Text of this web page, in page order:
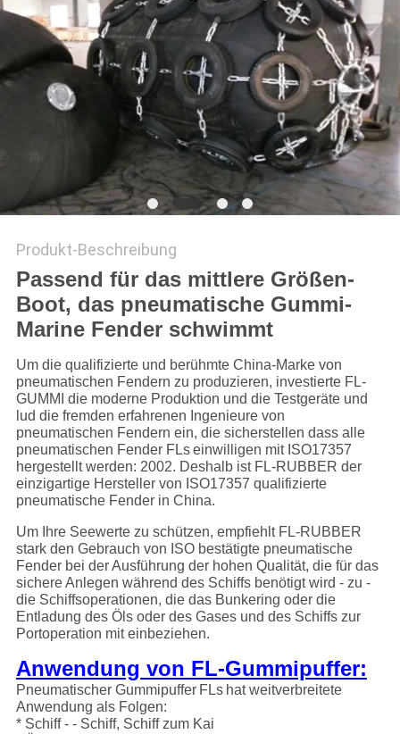
Produkt-Beschreibung
Passend für das mittlere Größen-
Boot, das pneumatische Gummi-
Marine Fender schwimmt
Um die qualifizierte und berühmte China-Marke von
pneumatischen Fendern zu produzieren, investierte FL-
GUMMI die moderne Produktion und die Testgeräte und
lud die fremden erfahrenen Ingenieure von
pneumatischen Fendern ein, die sicherstellen dass alle
pneumatischen Fender FLseinwilligen mit ISO17357
hergestellt werden: 2002. Deshalb ist FL-RUBBER der
einzigartige Hersteller von ISO17357 qualifizierte
pneumatische Fender in China.
Um Ihre Seewerte zu schützen, empfiehlt FL-RUBBER
stark den Gebrauch von ISO bestätigte pneumatische
Fender bei der Ausführung der hohen Qualität, die für das
sichere Anlegen während des Schiffs benötigt wird - zu -
die Schiffsoperationen, die das Bunkering oder die
Entladung des Öls oder des Gases und des Schiffs zur
Portoperation mit einbeziehen.
Anwendung von FL-Gummipuffer:
Pneumatischer Gummipuffer FLs hat weitverbreitete
Anwendung als Folgen:
* Schiff - - Schiff, Schiff zum Kai